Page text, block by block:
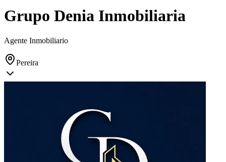
Grupo Denia Inmobiliaria
Agente Inmobiliario
Pereira